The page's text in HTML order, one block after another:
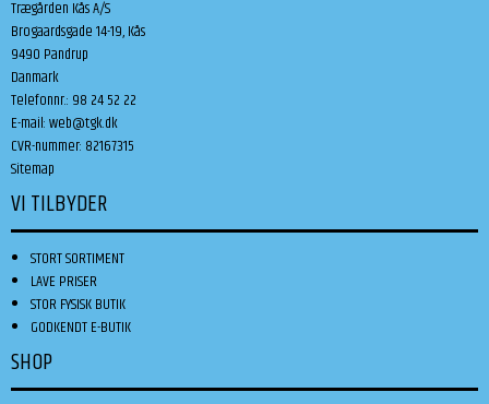
Trægården Kås A/S
Brogaardsgade 14-19, Kås
9490 Pandrup
Danmark
Telefonnr.: 98 24 52 22
E-mail:web@tgk.dk
CVR-nummer: 82167315
Sitemap
VI TILBYDER
STORT SORTIMENT
LAVE PRISER
STOR FYSISK BUTIK
GODKENDT E-BUTIK
SHOP